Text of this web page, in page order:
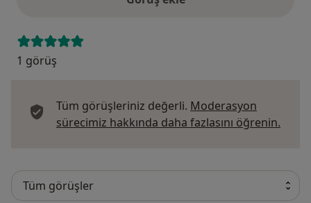
1 görüş
Tüm görüşleriniz değerli. Moderasyon
sürecimiz hakkında daha fazlasını öğrenin.